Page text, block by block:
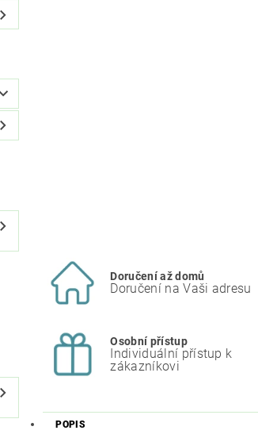
Doručení až domů
Doručení na Vaši adresu
Osobní přístup
Individuální přístup k
zákazníkovi
POPIS